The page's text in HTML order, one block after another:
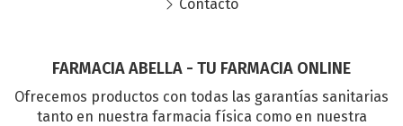
FARMACIA ABELLA - TU FARMACIA ONLINE
Ofrecemos productos con todas las garantías sanitarias
tanto en nuestra farmacia física como en nuestra
Contacto